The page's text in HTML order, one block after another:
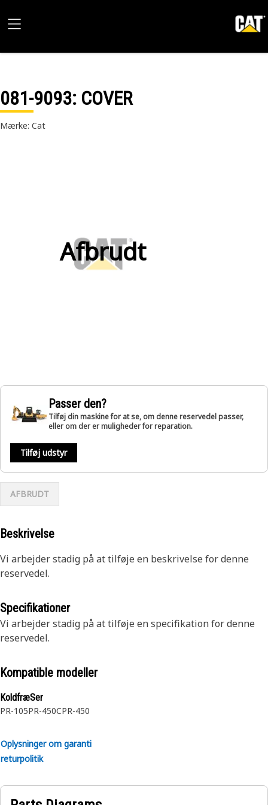
081-9093: COVER
Mærke: Cat
Afbrudt
Passer den?
Tilføj din maskine for at se, om denne reservedel passer,
eller om der er muligheder for reparation.
Tilføj udstyr
AFBRUDT
Beskrivelse
Vi arbejder stadig på at tilføje en beskrivelse for denne
reservedel.
Specifikationer
Vi arbejder stadig på at tilføje en specifikation for denne
reservedel.
Kompatible modeller
KoldfræSer
PR-105PR-450CPR-450
Oplysninger om garanti
returpolitik